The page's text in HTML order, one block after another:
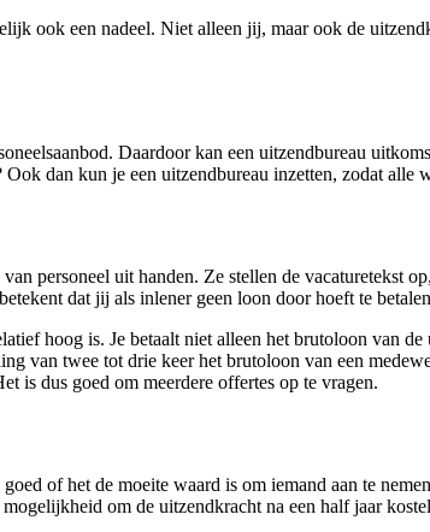
ook een nadeel. Niet alleen jij, maar ook de
Daardoor kan een uitzendbureau
dan kun je een uitzendbureau inzetten, zodat alle
personeel uit handen. Ze stellen de vacaturetekst
dat jij als inlener geen loon door hoeft te
hoog is. Je betaalt niet alleen het brutoloon van
van twee tot drie keer het brutoloon van een
is dus goed om meerdere offertes op te vragen.
of het de moeite waard is om iemand aan te
om de uitzendkracht na een half jaar